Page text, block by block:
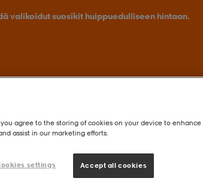
valikoidut suosikit huippuedulliseen hintaan.
you agree to the storing of cookies on your device to enhance
assist in our marketing efforts.
settings Accept all cookies